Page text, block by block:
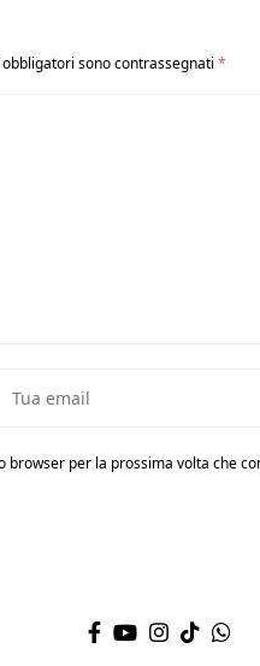
sono contrassegnati *
browser per la prossima volta che